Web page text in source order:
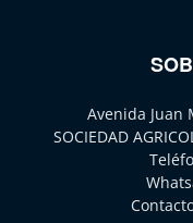
Avenida Juan
SOCIEDAD